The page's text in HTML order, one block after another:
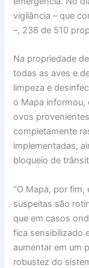
vigilância – que
–, 238 de 510
Na propriedade
todas as aves e
limpeza e
o Mapa informou,
ovos
completamente
implementadas,
bloqueio de
“O Mapa, por
suspeitas são
que em casos
fica sensibilizado
aumentar em um
robustez do